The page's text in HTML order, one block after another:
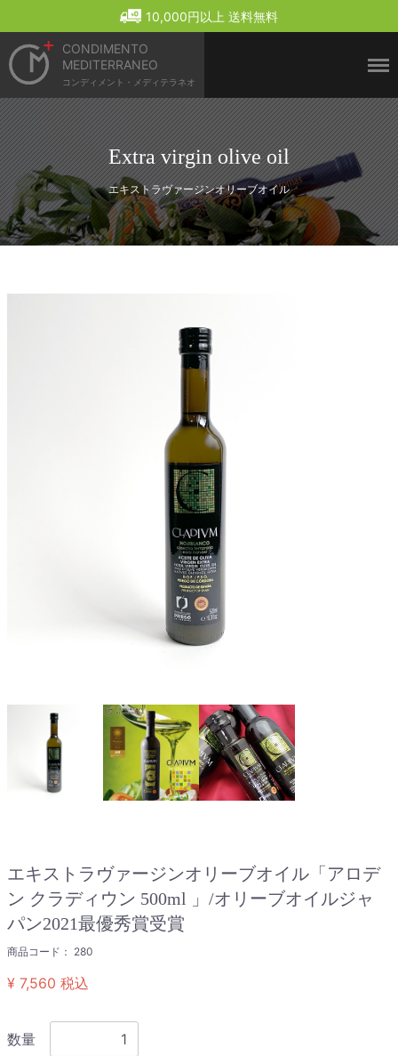
10,000円以上 送料無料
CONDIMENTO
MEDITERRANEO
コンディメント・メディテラネオ
Extra virgin olive oil
エキストラヴァージンオリーブオイル
エキストラヴァージンオリーブオイル「アロデ
ン クラディウン 500ml 」/オリーブオイルジャ
パン2021最優秀賞受賞
商品コード： 280
¥ 7,560 税込
数量